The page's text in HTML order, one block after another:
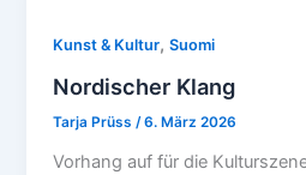
Kunst & Kultur,Suomi
Nordischer Klang
Tarja Prüss/6. März 2026
Vorhang auf für die